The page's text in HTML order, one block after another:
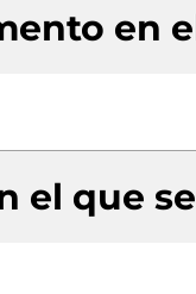
en
el que